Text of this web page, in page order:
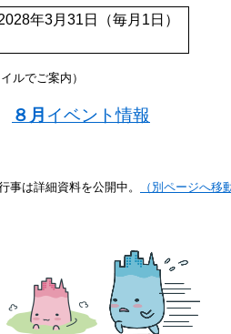
年3月31日（毎月1日）
ルでご案内）
８月 イベント情報
は詳細資料を公開中。 （別ページへ移